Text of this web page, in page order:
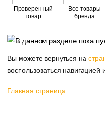
Проверенный
товар
Все товары
бренда
Вы можете вернуться на
воспользоваться навигацией
Главная страница